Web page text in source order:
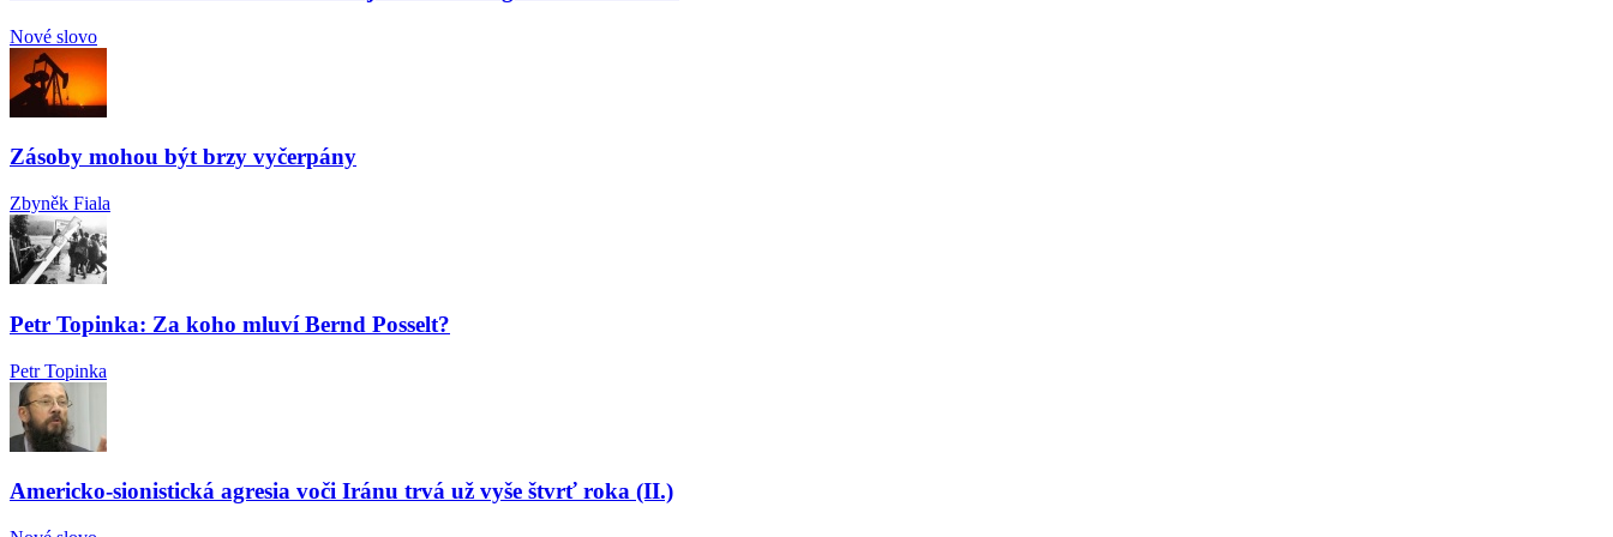
Nové slovo
Zásoby mohou být brzy vyčerpány
Zbyněk Fiala
Petr Topinka: Za koho mluví Bernd Posselt?
Petr Topinka
Americko-sionistická agresia voči Iránu trvá už vyše štvrť roka (II.)